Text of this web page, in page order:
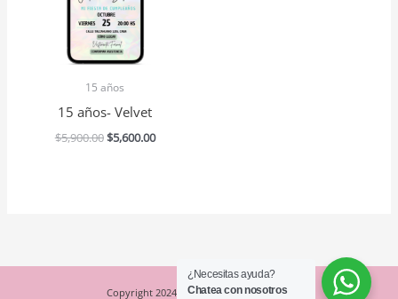
15 años
15 años- Velvet
$5,900.00$5,600.00
Copyright 2024- Espacio Creativo Studio
¿Necesitas ayuda?
Chatea con nosotros